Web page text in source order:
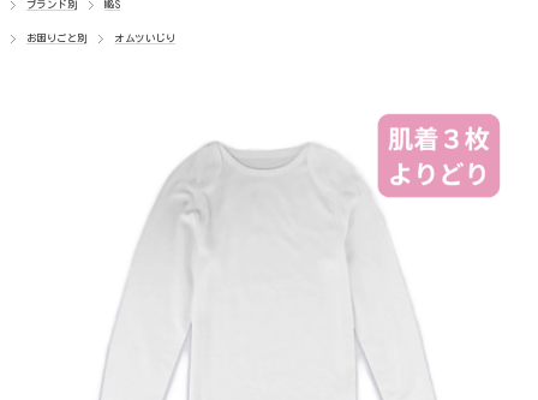
オムツいじり
超未熟児
ブランド別 M&S
お困りごと別 オムツいじり